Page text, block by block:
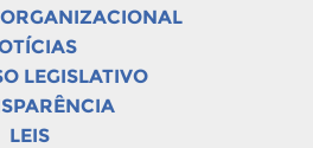
LEGISLATIVO
LEIS